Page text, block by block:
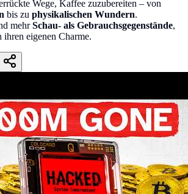
Wege, Kaffee zuzubereiten – von
bis zu physikalischen Wundern.
mehrSchau- als Gebrauchsgegenstände,
ihren eigenen Charme.